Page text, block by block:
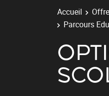
Accueil
Parcours